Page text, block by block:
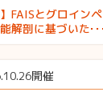
FAISとグロインペ
解剖に基づいた股
師：⼩野志操先生
開催